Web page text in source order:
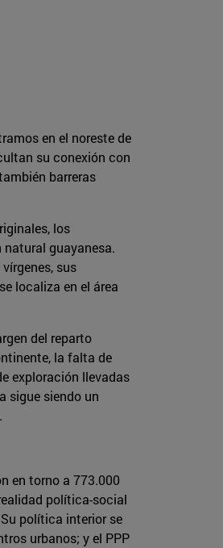
en el noreste de
su conexión con
barreras
los
natural guayanesa.
sus
localiza en el área
del reparto
la falta de
exploración llevadas
sigue siendo un
en torno a 773.000
política-social
política interior se
urbanos; y el PPP